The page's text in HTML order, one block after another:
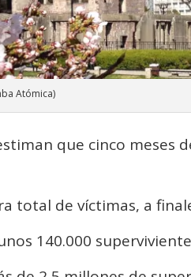
Atómica)
que cinco meses
total de víctimas, a
140.000